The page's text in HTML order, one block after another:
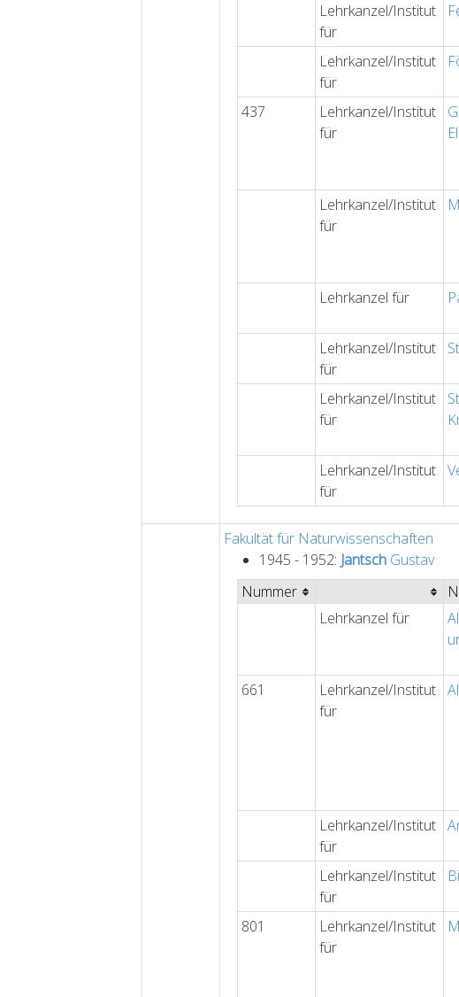
Lehrkanzel/Institut
für
Lehrkanzel/Institut
für
437
Lehrkanzel/Institut
für
Lehrkanzel/Institut
für
Lehrkanzel für
Lehrkanzel/Institut
für
Lehrkanzel/Institut
für
Lehrkanzel/Institut
für
Fakultät für Naturwissenschaften
1945 - 1952: Jantsch Gustav
Nummer
Lehrkanzel für
661
Lehrkanzel/Institut
für
Lehrkanzel/Institut
für
Lehrkanzel/Institut
für
801
Lehrkanzel/Institut
für